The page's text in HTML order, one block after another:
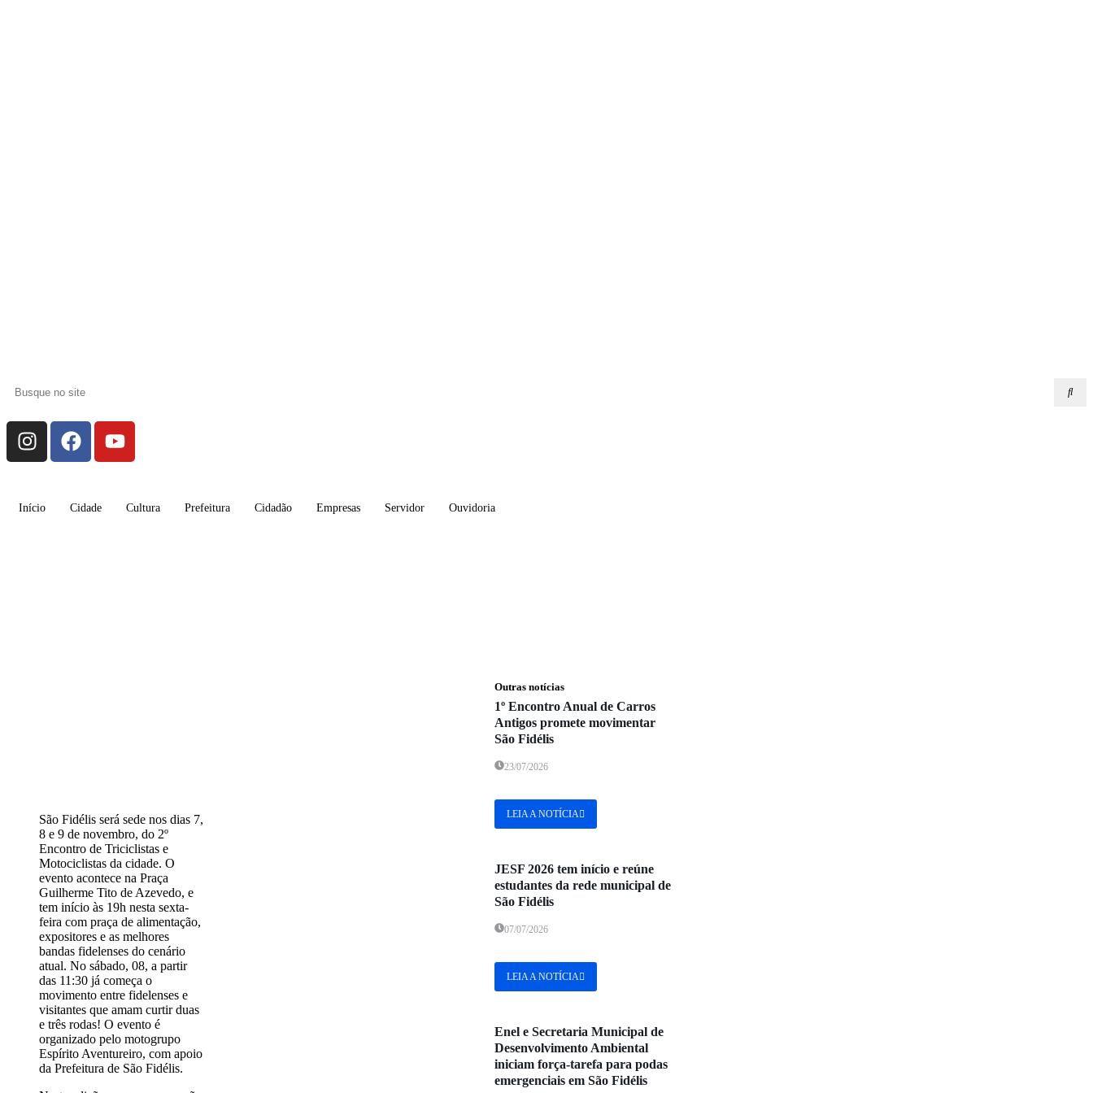
Início Cidade Cultura Prefeitura Cidadão Empresas Servidor Ouvidoria
São Fidélis será sede nos dias 7,
8 e 9 de novembro, do 2º
Encontro de Triciclistas e
Motociclistas da cidade. O
evento acontece na Praça
Guilherme Tito de Azevedo, e
tem início às 19h nesta sexta-
feira com praça de alimentação,
expositores e as melhores
bandas fidelenses do cenário
atual. No sábado, 08, a partir
das 11:30 já começa o
movimento entre fidelenses e
visitantes que amam curtir duas
e três rodas! O evento é
organizado pelo motogrupo
Espírito Aventureiro, com apoio
da Prefeitura de São Fidélis.
Outras notícias
1º Encontro Anual de Carros
Antigos promete movimentar
São Fidélis
23/07/2026
LEIA A NOTÍCIA
JESF 2026 tem início e reúne
estudantes da rede municipal de
São Fidélis
07/07/2026
LEIA A NOTÍCIA
Enel e Secretaria Municipal de
Desenvolvimento Ambiental
iniciam força-tarefa para podas
emergenciais em São Fidélis